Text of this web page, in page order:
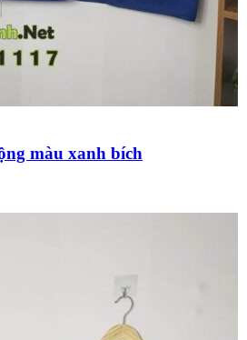
màu xanh bích